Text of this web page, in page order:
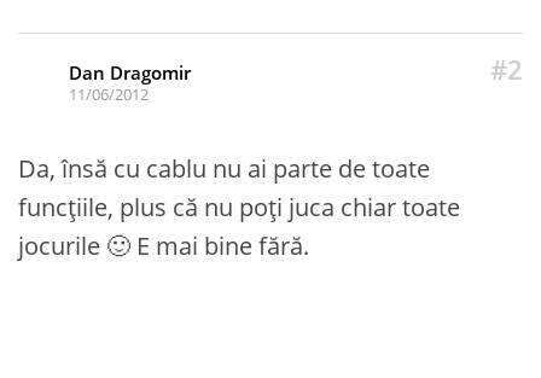
#2
Dan Dragomir
11/06/2012
Da, însă cu cablu nu ai parte de toate
funcțiile, plus că nu poți juca chiar toate
jocurile 🙂 E mai bine fără.